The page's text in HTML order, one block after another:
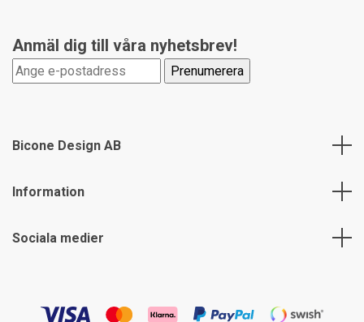
Anmäl dig till våra nyhetsbrev!
Bicone Design AB
Information
Sociala medier